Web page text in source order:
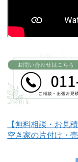
白老町不用品
【無料相談・お見
空き家の片付け・